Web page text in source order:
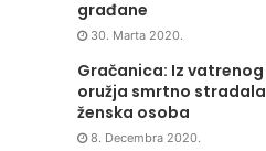
građane
30. Marta 2020.
Gračanica: Iz vatrenog
oružja smrtno stradala
ženska osoba
8. Decembra 2020.